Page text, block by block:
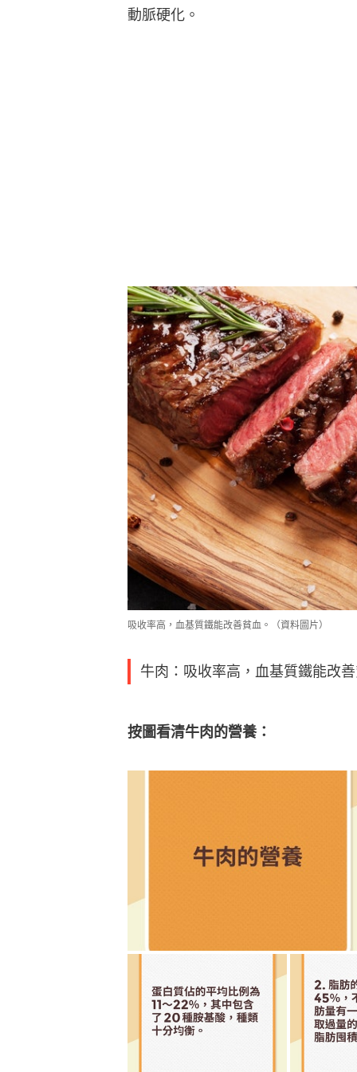
動脈硬化。
吸收率高，血基質鐵能改善貧血。（資料圖片）
牛肉：吸收率高，血基質鐵能改
按圖看清牛肉的營養：